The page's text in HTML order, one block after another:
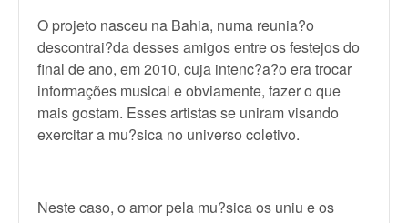
O projeto nasceu na Bahia, numa reunia?o
descontrai?da desses amigos entre os festejos do
final de ano, em 2010, cuja intenc?a?o era trocar
informações musical e obviamente, fazer o que
mais gostam. Esses artistas se uniram visando
exercitar a mu?sica no universo coletivo.
Neste caso, o amor pela mu?sica os uniu e os